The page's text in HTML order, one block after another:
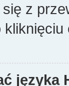
z
języka